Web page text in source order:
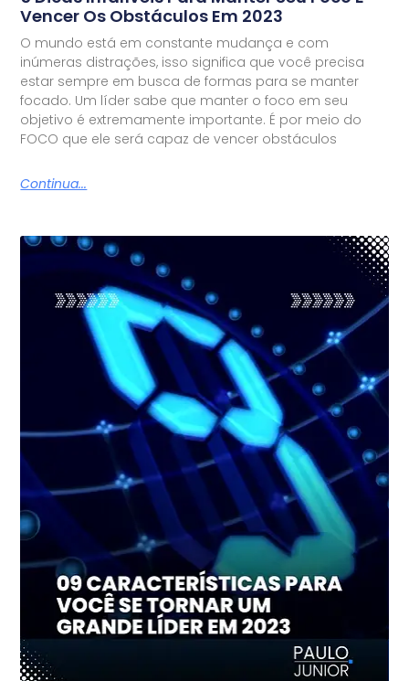
Vencer Os Obstáculos Em 2023
O mundo está em constante mudança e com
inúmeras distrações, isso significa que você precisa
estar sempre em busca de formas para se manter
focado. Um líder sabe que manter o foco em seu
objetivo é extremamente importante. É por meio do
FOCO que ele será capaz de vencer obstáculos
Continua...